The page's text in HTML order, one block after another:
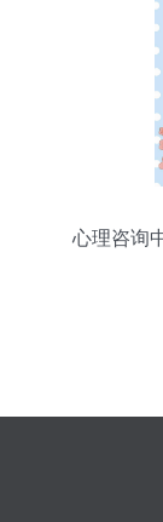
心理咨询